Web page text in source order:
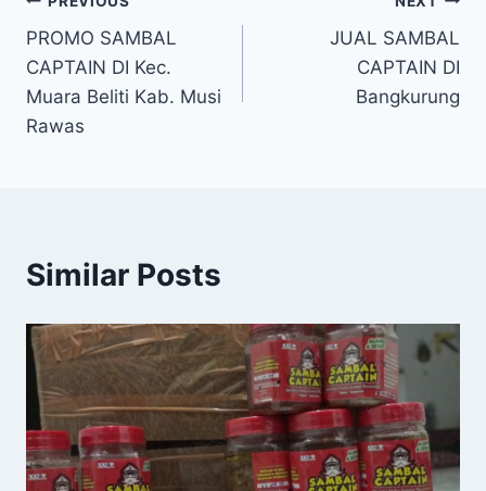
PROMO SAMBAL
CAPTAIN DI Kec.
Muara Beliti Kab. Musi
Rawas
JUAL SAMBAL
CAPTAIN DI
Bangkurung
Similar Posts